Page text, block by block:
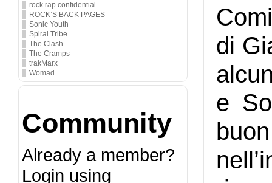
rock rap confidential
ROCK’S BACK PAGES
Sonic Youth
Spiral Tribe
The Clash
The Cramps
trakMarx
Womad
Community
Already a member?
Login using
di
e